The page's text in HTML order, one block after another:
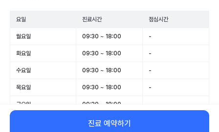
요일 진료시간 점심시간
월요일 09:30 ~ 18:00 -
화요일 09:30 ~ 18:00 -
수요일 09:30 ~ 18:00 -
목요일 09:30 ~ 18:00 -
금요일 09:30 ~ 18:00
09:30 ~ 14:00
진료 예약하기